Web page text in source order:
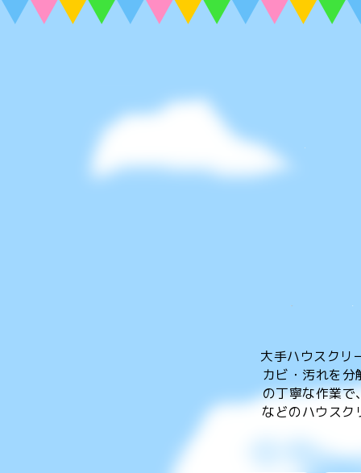
大手ハウスクリ
カビ・汚れを
の丁寧な作業で
などのハウス